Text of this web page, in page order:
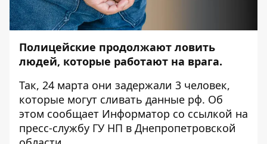
Полицейские продолжают ловить
людей, которые работают на врага.
Так, 24 марта они задержали 3 человек,
которые могут сливать данные рф. Об
этом сообщает Информатор со ссылкой на
пресс-службу ГУ НП в Днепропетровской